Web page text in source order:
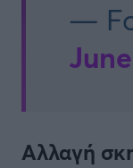
—
Αλλαγή